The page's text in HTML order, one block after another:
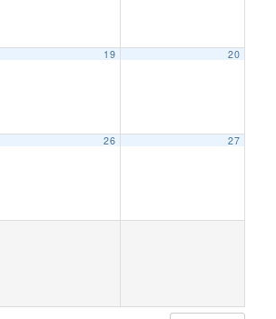
19 20
26 27